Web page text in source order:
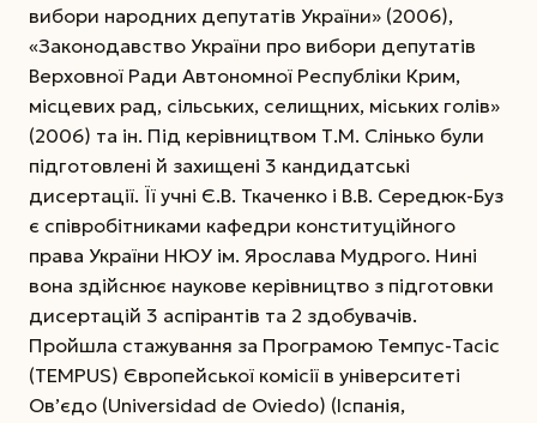
вибори народних депутатів України» (2006),
«Законодавство України про вибори депутатів
Верхов­ної Ради Автономної Республіки Крим,
місцевих рад, сільських, селищних, міських голів»
(2006) та ін. Під керівництвом Т.М. Слінько були
підготовлені й захищені 3 кандидатські
дисертації. Її учні Є.В. Ткаченко і В.В. Середюк-Буз
є співробітниками кафедри конституційного
права України НЮУ ім. Ярослава Мудрого. Нині
вона здійснює наукове керівництво з підготовки
дисертацій 3 аспірантів та 2 здобувачів.
Пройшла стажування за Програмою Темпус-Тасіс
(ТЕМРUS) Європейської комісії в університеті
Ов’єдо (Universidad de Oviedo) (Іспанія,